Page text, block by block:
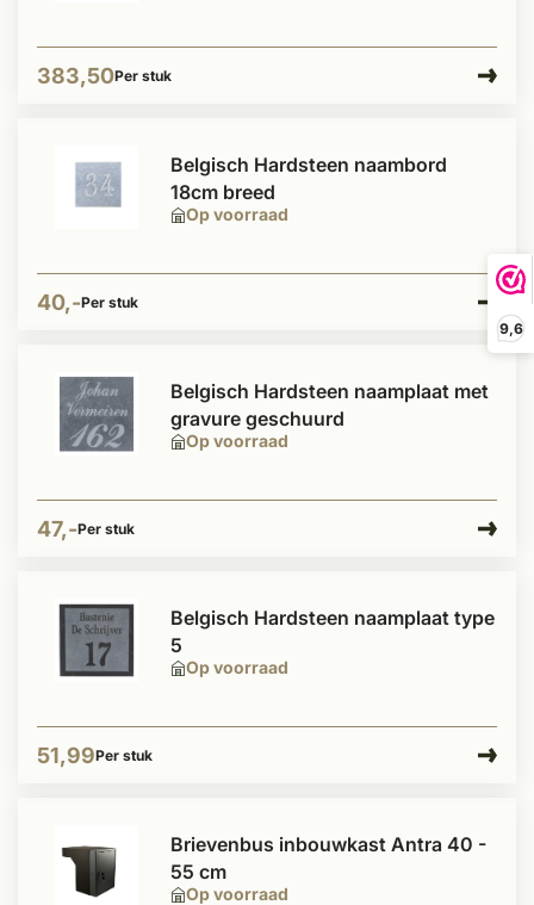
9,6
383,50Per stuk
Op voorraad
Belgisch Hardsteen naambord
18cm breed
40,-Per stuk
Op voorraad
Belgisch Hardsteen naamplaat met
gravure geschuurd
47,-Per stuk
Op voorraad
Belgisch Hardsteen naamplaat type
5
51,99Per stuk
Op voorraad
Brievenbus inbouwkast Antra 40 -
55 cm